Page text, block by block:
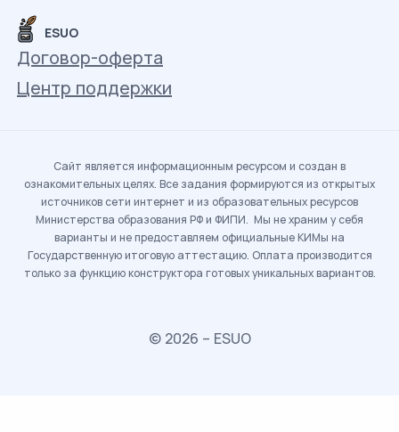
ESUO
Договор-оферта
Центр поддержки
Сайт является информационным ресурсом и создан в
ознакомительных целях. Все задания формируются из открытых
источников сети интернет и из образовательных ресурсов
Министерства образования РФ и ФИПИ. Мы не храним у себя
варианты и не предоставляем официальные КИМы на
Государственную итоговую аттестацию. Оплата производится
только за функцию конструктора готовых уникальных вариантов.
© 2026 – ESUO